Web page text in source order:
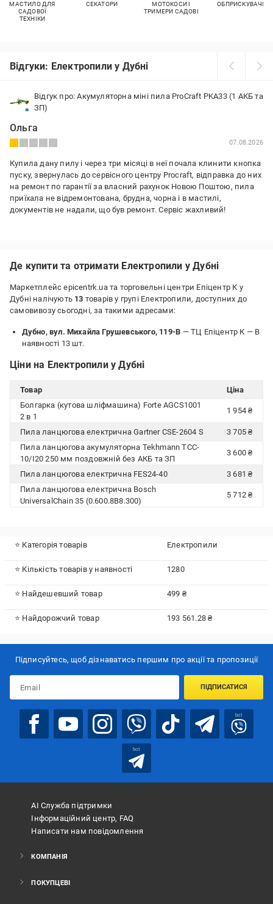
МАСТИЛО ДЛЯ
САДОВОЇ
ТЕХНІКИ
СЕКАТОРИ
МОТОКОСИ І
ТРИМЕРИ САДОВІ
ОБПРИСКУВАЧІ
Відгуки: Електропили у Дубні
Відгук про: Акумуляторна міні пила ProCraft PKA33 (1 АКБ та
ЗП)
Ольга
07.08.2026
Купила дану пилу і через три місяці в неї почала клинити кнопка
пуску, звернулась до сервісного центру Procraft, відправка до них
на ремонт по гарантії за власний рахунок Новою Поштою, пила
приїхала не відремонтована, брудна, чорна і в мастилі,
документів не надали, що був ремонт. Сервіс жахливий!
Де купити та отримати Електропили у Дубні
Маркетплейс epicentrk.ua та торговельні центри Епіцентр К у
Дубні налічують 13 товарів у групі Електропили, доступних до
самовивозу сьогодні, за такими адресами:
Дубно, вул. Михайла Грушевського, 119-В — ТЦ Епіцентр К — В
наявності 13 шт.
Ціни на Електропили у Дубні
Товар
Ціна
Болгарка (кутова шліфмашина) Forte AGCS1001
2 в 1
1 954 ₴
Пила ланцюгова електрична Gartner CSE-2604 S
3 705 ₴
Пила ланцюгова акумуляторна Tekhmann TCC-
10/I20 250 мм поздовжній без АКБ та ЗП
3 600 ₴
Пила ланцюгова електрична FES24-40
3 681 ₴
Пила ланцюгова електрична Bosch
UniversalChain 35 (0.600.8B8.300)
5 712 ₴
⭐ Категорія товарів Електропили
⭐ Кількість товарів у наявності 1280
⭐ Найдешевший товар 499 ₴
⭐ Найдорожчий товар 193 561.28 ₴
Підписуйтесь, щоб дізнаватись першим про акції та пропозиції
ПІДПИСАТИСЯ
bot
bot
АІ Служба підтримки
Інформаційний центр, FAQ
Написати нам повідомлення
КОМПАНІЯ
ПОКУПЦЕВІ